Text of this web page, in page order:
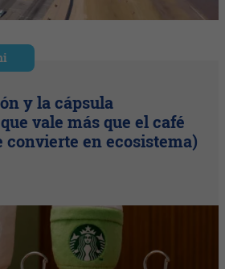
y la cápsula
vale más que el café
convierte en ecosistema)